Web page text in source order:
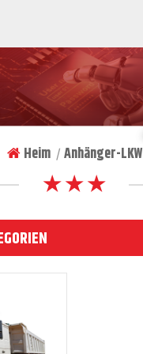
Heim | Anhänger-LKW
★ ★ ★